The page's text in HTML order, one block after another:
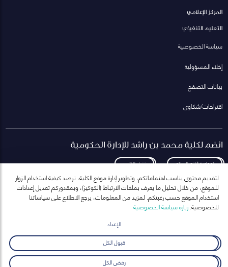
المركز الإعلامي
التعليم التنفيذي
سياسة الخصوصية
إخلاء المسؤولية
بيانات التصفح
اقتراحات/شكاوى
انضم لكلية محمد بن راشد للإدارة الحكومية
لمعاودة الاتصال بكم تنزيل الكتيب
انضم إلى قائمة مراسلاتنا
ارسال
لتقديم محتوى يناسب اهتماماتكم، وتطوير إدارة موقع الكلية، نرصد كيفية استخدام الزوار
للموقع، من خلال تحليل ما يعرف بملفات الارتباط (الكوكيز)، وبمقدوركم تعديل إعدادات
استخدام الموقع حسب رغبتكم. لمزيد من المعلومات، يرجع الاطلاع على سياساتنا
للخصوصية.زيارة سياسة الخصوصية
الإعداد
قبول الكل
رفض الكل